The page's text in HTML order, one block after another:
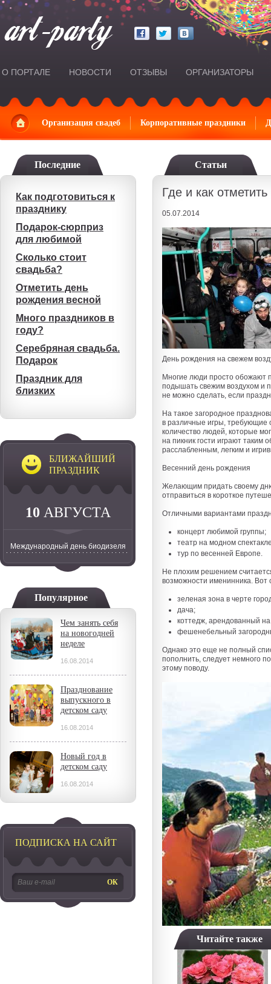
О ПОРТАЛЕ НОВОСТИ ОТЗЫВЫ ОРГАНИЗАТОРЫ
ГлавнаяОрганизация свадеб Корпоративные праздники
Последние
Как подготовиться к
празднику
Подарок-сюрприз
для любимой
Сколько стоит
свадьба?
Отметить день
рождения весной
Много праздников в
году?
Серебряная свадьба.
Подарок
Праздник для
близких
БЛИЖАЙШИЙ
ПРАЗДНИК
10 АВГУСТА
Международный день биодизеля
Популярное
Чем занять себя
на новогодней
неделе
16.08.2014
Празднование
выпускного в
детском саду
16.08.2014
Новый год в
детском саду
16.08.2014
ПОДПИСКА НА САЙТ
Статьи
Где и как
05.07.2014
День рождения на свежем
Многие люди просто обожают
подышать свежим воздухом и
не можно сделать, если
На такое загородное
в различные игры, требующие
количество людей, которые
на пикник гости играют таким
расслабленным, легким и
Весенний день рождения
Желающим придать своему дню
отправиться в короткое
Отличными вариантами
концерт любимой группы;
театр на модном
тур по весенней Европе.
Не плохим решением
возможности именинника.
зеленая зона в черте
дача;
коттедж, арендованный
фешенебельный
Однако это еще не полный
пополнить, следует немного
этому поводу.
Читайте также